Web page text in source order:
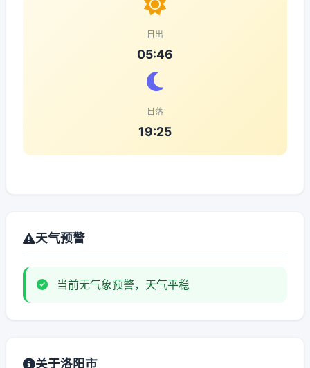
日出
05:46
日落
19:25
天气预警
当前无气象预警，天气平稳
关于洛阳市